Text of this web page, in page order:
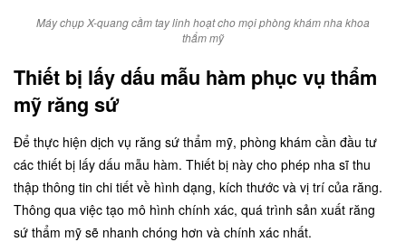
Máy chụp X-quang cầm tay linh hoạt cho mọi phòng khám nha khoa
thẩm mỹ
Thiết bị lấy dấu mẫu hàm phục vụ thẩm
mỹ răng sứ
Để thực hiện dịch vụ răng sứ thẩm mỹ, phòng khám cần đầu tư
các thiết bị lấy dấu mẫu hàm. Thiết bị này cho phép nha sĩ thu
thập thông tin chi tiết về hình dạng, kích thước và vị trí của răng.
Thông qua việc tạo mô hình chính xác, quá trình sản xuất răng
sứ thẩm mỹ sẽ nhanh chóng hơn và chính xác nhất.